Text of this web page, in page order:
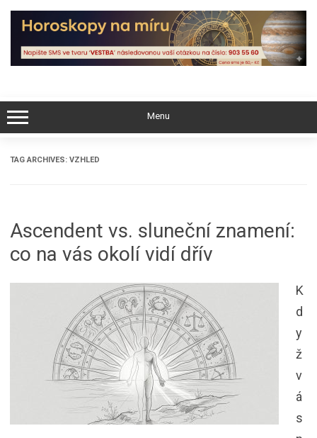
Skip
content
Menu
TAG ARCHIVES: VZHLED
Ascendent vs. sluneční znamení:
co na vás okolí vidí dřív
K
d
y
ž
v
á
s